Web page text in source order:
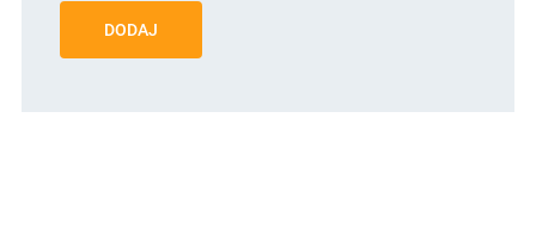
DODAJ